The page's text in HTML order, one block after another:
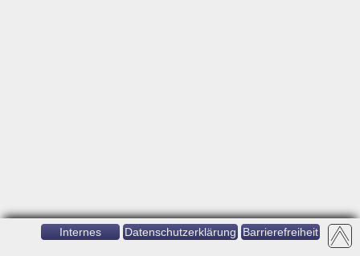
Internes Datenschutzerklärung Barrierefreiheit